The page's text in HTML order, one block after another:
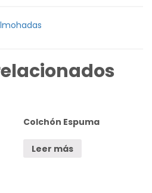
Colchón Espuma
Leer más